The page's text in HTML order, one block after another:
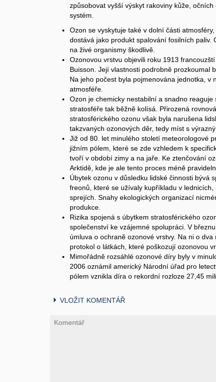
způsobovat vyšší výskyt rakoviny kůže,
systém.
Ozon se vyskytuje také v dolní části
dostává jako produkt spalování fosilních
na živé organismy škodlivě.
Ozonovou vrstvu objevili roku 1913
Buisson. Její vlastnosti podrobně prozkoumal
Na jeho počest byla pojmenována jednotka, v
atmosféře.
Ozon je chemicky nestabilní a snadno
stratosféře tak běžně kolísá. Přirozená
stratosférického ozonu však byla narušena
takzvaných ozonových děr, tedy míst s
Již od 80. let minulého století meteorologové
jižním pólem, které se zde vzhledem k
tvoří v období zimy a na jaře. Ke ztenčování
Arktidě, kde je ale tento proces méně
Úbytek ozonu v důsledku lidské činnosti bývá
freonů, které se užívaly kupříkladu v
sprejích. Snahy ekologických organizací
produkce.
Rizika spojená s úbytkem stratosférického
společenství ke vzájemné spolupráci. V
úmluva o ochraně ozonové vrstvy. Na ni o
protokol o látkách, které poškozují ozonovou
Mimořádně rozsáhlé ozonové díry byly v
2006 oznámil americký Národní úřad pro
pólem vznikla díra o rekordní rozloze 27,45
VLOŽIT KOMENTÁŘ